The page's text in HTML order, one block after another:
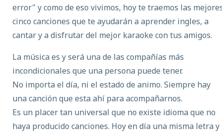
error" y como de eso vivimos, hoy te traemos las
cinco canciones que te ayudarán a aprender ingles, a
cantar y a disfrutar del mejor karaoke con tus amigos.
La música es y será una de las compañías más
incondicionales que una persona puede tener.
No importa el día, ni el estado de animo. Siempre hay
una canción que esta ahí para acompañarnos.
Es un placer tan universal que no existe idioma que no
haya producido canciones. Hoy en día una misma letra y